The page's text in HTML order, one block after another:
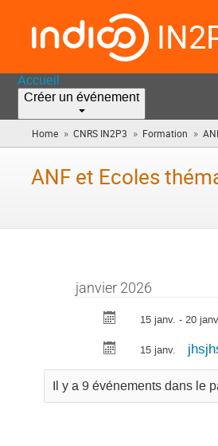
Accueil
Créer un événement
Home » CNRS IN2P3 » Formation »
ANF et Ecoles
janvier 2026
15 janv. - 20
15 janv.
Il y a 9 événements dans le